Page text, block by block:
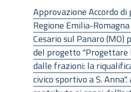
Approvazione Accordo
Regione Emilia-
Cesario sul Panaro (MO)
del progetto "Progettare
dalle frazioni: la
civico sportivo a S.